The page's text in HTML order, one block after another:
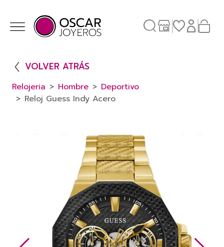
VOLVER ATRÁS
Relojeria Hombre
Deportivo
Reloj Guess Indy Acero